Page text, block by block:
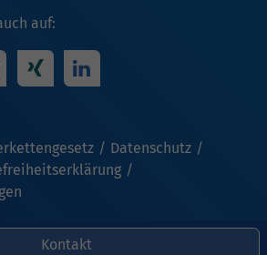
Kontakt
auf:
Datenschutz